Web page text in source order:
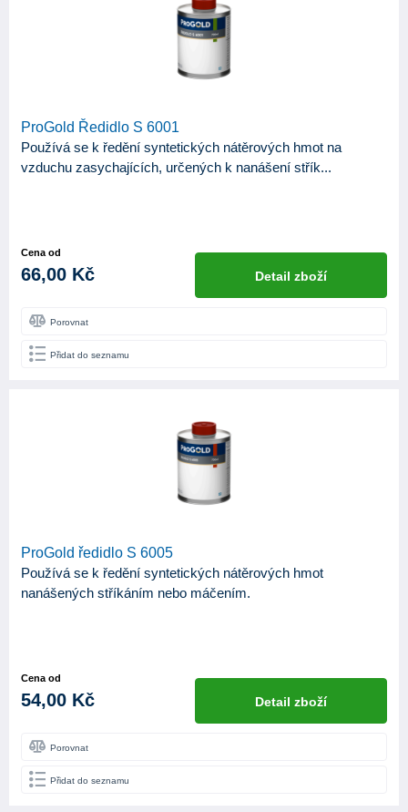
ProGold Ředidlo S 6001
Používá se k ředění syntetických nátěrových hmot na
vzduchu zasychajících, určených k nanášení střík...
Cena od
66,00 Kč Detail zboží
Porovnat
Přidat do seznamu
ProGold ředidlo S 6005
Používá se k ředění syntetických nátěrových hmot
nanášených stříkáním nebo máčením.
Cena od
54,00 Kč Detail zboží
Porovnat
Přidat do seznamu